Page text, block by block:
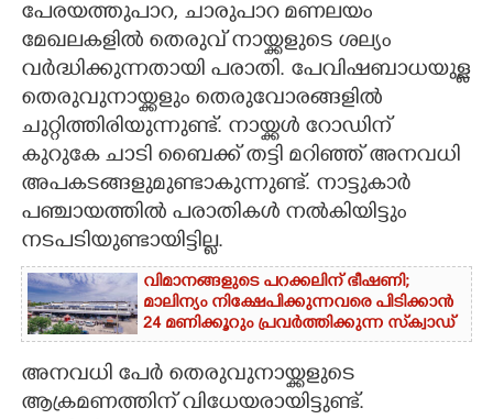
ART
ASTRO
CARTOONS
ZOOM
CONTACT US
പേരയത്തുപാറ, ചാരുപാറ മണലയം
മേഖലകളിൽ തെരുവ് നായ്ക്കളുടെ ശല്യം
വർദ്ധിക്കുന്നതായി പരാതി. പേവിഷബാധയുള്ള
തെരുവുനായ്ക്കളും തെരുവോരങ്ങളിൽ
ചുറ്റിത്തിരിയുന്നുണ്ട്. നായ്ക്കൾ റോഡിന്
കുറുകേ ചാടി ബൈക്ക് തട്ടി മറിഞ്ഞ് അനവധി
അപകടങ്ങളുമുണ്ടാകുന്നുണ്ട്. നാട്ടുകാർ
പഞ്ചായത്തിൽ പരാതികൾ നൽകിയിട്ടും
നടപടിയുണ്ടായിട്ടില്ല.
വിമാനങ്ങളുടെ പറക്കലിന് ഭീഷണി;​
മാലിന്യം നിക്ഷേപിക്കുന്നവരെ പിടിക്കാൻ
24 മണിക്കൂറും പ്രവർത്തിക്കുന്ന സ്‌ക്വാഡ്
അനവധി പേ‌ർ തെരുവുനായ്ക്കളുടെ
ആക്രമണത്തിന് വിധേയരായിട്ടുണ്ട്.